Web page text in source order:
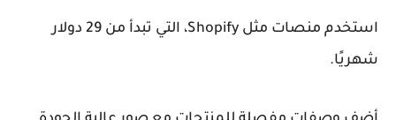
استخدم منصات مثل Shopify، التي تبدأ من 29 دولار
شهريًا.